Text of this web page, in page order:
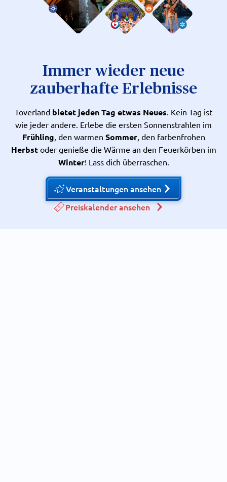
Immer wieder neue
zauberhafte Erlebnisse
Toverland bietet jeden Tag etwas Neues. Kein Tag ist
wie jeder andere. Erlebe die ersten Sonnenstrahlen im
Frühling, den warmen Sommer, den farbenfrohen
Herbstoder genieße die Wärme an den Feuerkörben im
Winter! Lass dich überraschen.
Veranstaltungen ansehen
Preiskalender ansehen